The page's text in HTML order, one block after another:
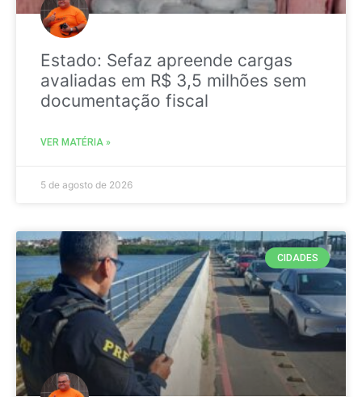
Estado: Sefaz apreende cargas
avaliadas em R$ 3,5 milhões sem
documentação fiscal
VER MATÉRIA »
5 de agosto de 2026
CIDADES